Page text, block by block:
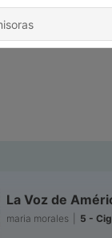
La Voz de
maria morales 5 -